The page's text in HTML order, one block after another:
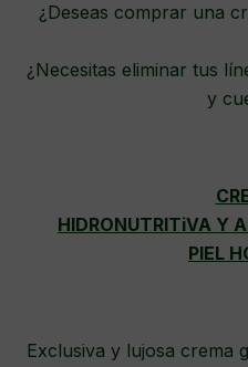
¿Deseas comprar una
¿Necesitas eliminar tus
y
HIDRONUTRITiVA Y
PIEL
Exclusiva y lujosa crema